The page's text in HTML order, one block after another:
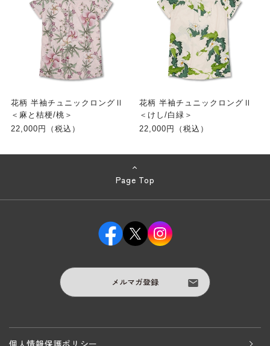
花柄 半袖チュニックロングⅡ
＜麻と桔梗/桃＞
22,000円（税込）
花柄 半袖チュニックロングⅡ
＜けし/白緑＞
22,000円（税込）
Page Top
メルマガ登録